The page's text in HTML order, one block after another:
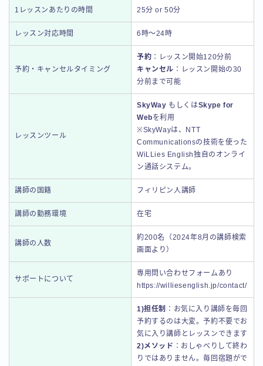
1レッスンあたりの時間 25分 or 50分
レッスン対応時間 6時～24時
予約・キャンセルタイミング
予約 ：レッスン開始120分前
キャンセル ：レッスン開始の30
分前まで可能
レッスンツール
SkyWay もしくはSkype for
Webを利用
※SkyWayは、NTT
Communicationsの技術を使った
WiLLies English独自のオンライ
ン通話システム。
講師の国籍 フィリピン人講師
講師の勤務環境 在宅
講師の人数
約200名（2024年8月の講師検索
画面より）
サポートについて
専用問い合わせフォームあり
https://williesenglish.jp/contact/
1)担任制 ：お気に入り講師を毎回
予約するのは大変。予約不要でお
気に入り講師とレッスンできます
2)メソッド ：おしゃべりして終わ
りではありません。毎回宿題がで